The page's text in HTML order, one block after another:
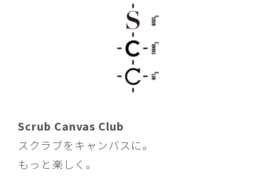
Scrub Canvas Club
スクラブをキャンバスに。
もっと楽しく。